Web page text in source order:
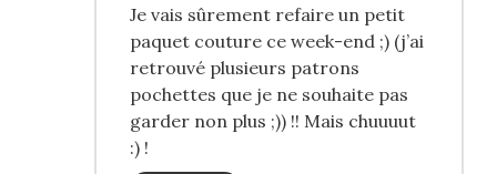
Je vais sûrement refaire un petit
paquet couture ce week-end ;) (j’ai
retrouvé plusieurs patrons
pochettes que je ne souhaite pas
garder non plus ;)) !! Mais chuuuut
:) !